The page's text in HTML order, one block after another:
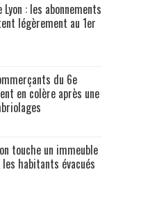
: les abonnements
légèrement au 1er
du 6e
en colère après une
touche un immeuble
les habitants évacués